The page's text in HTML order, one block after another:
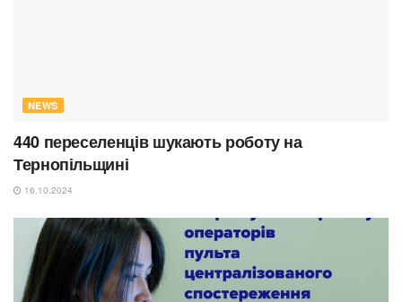
NEWS
440 переселенців шукають роботу на
Тернопільщині
16.10.2024